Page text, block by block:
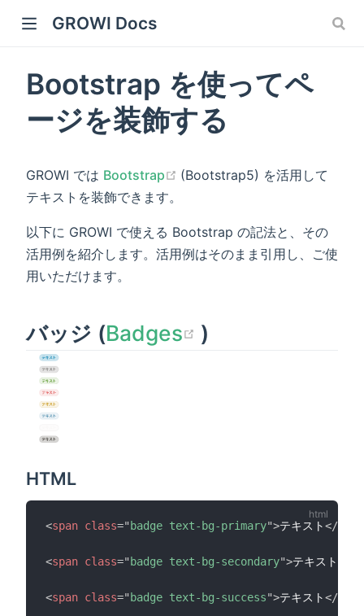
GROWI Docs
Bootstrap を使ってペ
ージを装飾する
GROWI では Bootstrap (opens new window)
(Bootstrap5) を活用して
テキストを装飾できます。
以下に GROWI で使える Bootstrap の記法と、その
活用例を紹介します。活用例はそのまま引用し、ご使
用いただけます。
バッジ (Badges (opens new
)
HTML
<span class=" badge text-bg-primary">テキスト</
<span class=" badge text-bg-secondary">テキスト
<span class=" badge text-bg-success">テキスト</